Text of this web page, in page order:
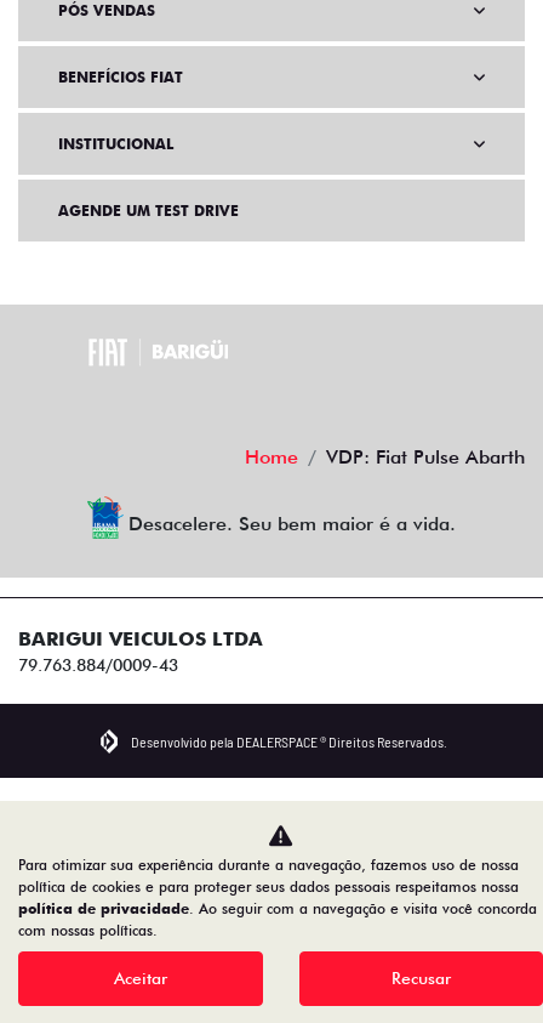
PÓS VENDAS
BENEFÍCIOS FIAT
INSTITUCIONAL
AGENDE UM TEST DRIVE
Home VDP: Fiat Pulse Abarth
Desacelere. Seu bem maior é a vida.
BARIGUI VEICULOS LTDA
79.763.884/0009-43
Desenvolvido pela DEALERSPACE ® Direitos Reservados.
Para otimizar sua experiência durante a navegação, fazemos uso de nossa
política de cookies e para proteger seus dados pessoais respeitamos nossa
política de privacidade. Ao seguir com a navegação e visita você concorda
com nossas políticas.
Aceitar Recusar